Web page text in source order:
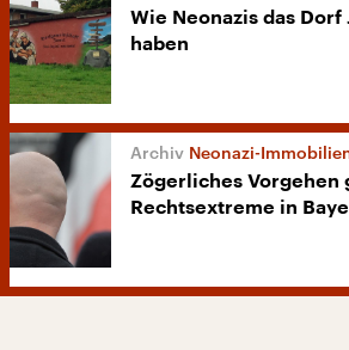
Wie Neonazis das
haben
Neonazi-
Zögerliches Vorgehen
Rechtsextreme in